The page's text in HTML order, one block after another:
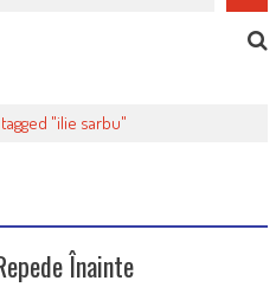
"ilie sarbu"
Înainte